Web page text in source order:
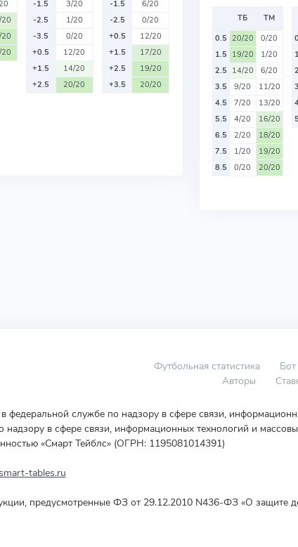
-1.5
3/20
-2.5
1/20
-3.5
0/20
+0.5
12/20
+1.5
14/20
+2.5
20/20
-1.5
6/20
-2.5
0/20
+0.5
12/20
+1.5
17/20
+2.5
19/20
+3.5
20/20
ТБ
ТМ
0.5 20/20
0/20
1.5 19/20
1/20
2.5 14/20
6/20
3.5
9/20
11/20
4.5
7/20
13/20
5.5
4/20
16/20
6.5
2/20
18/20
7.5
1/20
19/20
8.5
0/20 20/20
Футбольная статистика
Авторы
федеральной службе по надзору в сфере связи,
в сфере связи, информационных технологий и
«Смарт Тейблс» (ОГРН: 1195081014391)
tables.ru
предусмотренные ФЗ от 29.12.2010 N436-ФЗ «О защите